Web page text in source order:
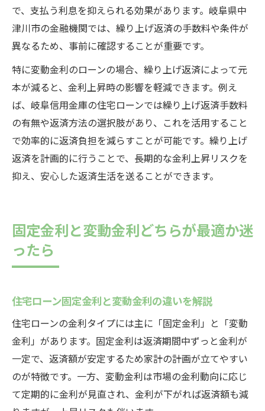
で、支払う利息を抑えられる効果があります。岐阜県中
津川市の金融機関では、繰り上げ返済の手数料や条件が
異なるため、事前に確認することが重要です。
特に変動金利のローンの場合、繰り上げ返済によって元
本が減ると、金利上昇時の影響を軽減できます。例え
ば、岐阜信用金庫の住宅ローンでは繰り上げ返済手数料
の有無や返済方法の選択肢があり、これを活用すること
で効率的に返済負担を減らすことが可能です。繰り上げ
返済を計画的に行うことで、長期的な金利上昇リスクを
抑え、安心した返済生活を送ることができます。
固定金利と変動金利どちらが最適か迷
ったら
住宅ローン固定金利と変動金利の違いを解説
住宅ローンの金利タイプには主に「固定金利」と「変動
金利」があります。固定金利は返済期間中ずっと金利が
一定で、返済額が安定するため家計の計画が立てやすい
のが特徴です。一方、変動金利は市場の金利動向に応じ
て定期的に金利が見直され、金利が下がれば返済額も減